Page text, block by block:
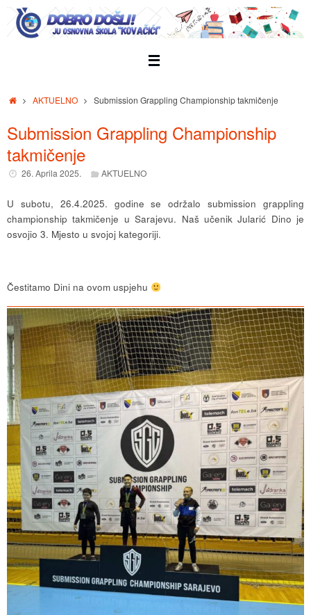
Skip
content
HomeAKTUELNO Submission Grappling Championship takmičenje
Submission Grappling Championship
takmičenje
26. Aprila 2025. AKTUELNO
U subotu, 26.4.2025. godine se održalo submission grappling
championship takmičenje u Sarajevu. Naš učenik Jularić Dino je
osvojio 3. Mjesto u svojoj kategoriji.
Čestitamo Dini na ovom uspjehu